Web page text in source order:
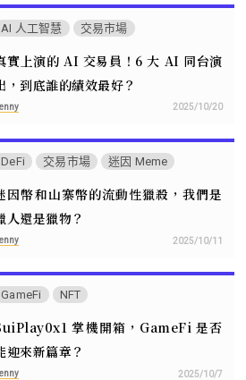
AI 人工智慧 交易市場
實上演的 AI 交易員！6 大 AI 同台演
，到底誰的績效最好？
2025/10/20
DeFi 交易市場 迷因 Meme
因幣和山寨幣的流動性獵殺，我們是
人還是獵物？
2025/10/11
GameFi NFT
掌機開箱，GameFi 是否
迎來新篇章？
2025/10/7